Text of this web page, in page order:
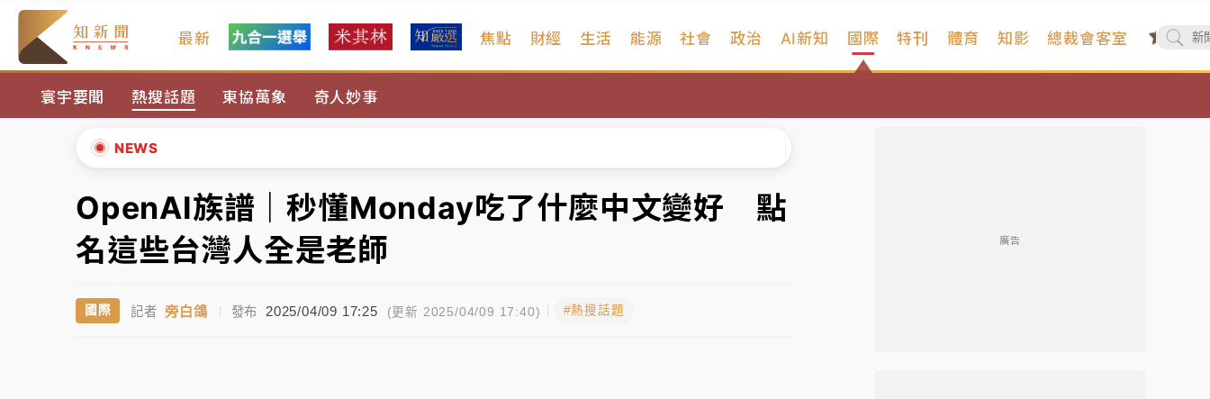
最新 焦點 財經 生活 能源 社會 政治 AI新知 國際
寰宇要聞 熱搜話題 東協萬象 奇人妙事
特刊 體育 知影 總裁會客室
NEWS
中颱白海豚進逼！台北喜來登圍籬傾倒砸傷人 民權西路鷹架倒塌壓2車
有片｜ 白海豚暴風圈逼近！新北淡水赫見龍捲風 榕樹連根拔起
中颱白海豚風雨來了！中部以北防豪雨 今晚、明天影響最劇烈
白海豚逼近！北市水門只出不進 未移置車輛最高罰4800＋拖吊費
中颱白海豚進逼！台北喜來登圍籬傾倒砸傷人 民權西路鷹架倒塌壓2車
▲
▼
OpenAI族譜｜秒懂Monday吃了什麼中文變好 點
名這些台灣人全是老師
國際 記者 旁白鴿 | 發布 2025/04/09 17:25 (更新 2025/04/09 17:40) #熱搜話題
廣告